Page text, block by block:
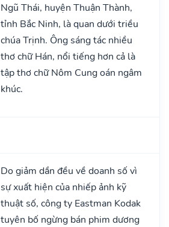
Ngũ Thái, huyện Thuận Thành,
tỉnh Bắc Ninh, là quan dưới triều
chúa Trịnh. Ông sáng tác nhiều
thơ chữ Hán, nổi tiếng hơn cả là
tập thơ chữ Nôm Cung oán ngâm
khúc.
Do giảm dần đều về doanh số vì
sự xuất hiện của nhiếp ảnh kỹ
thuật số, công ty Eastman Kodak
tuyên bố ngừng bán phim dương